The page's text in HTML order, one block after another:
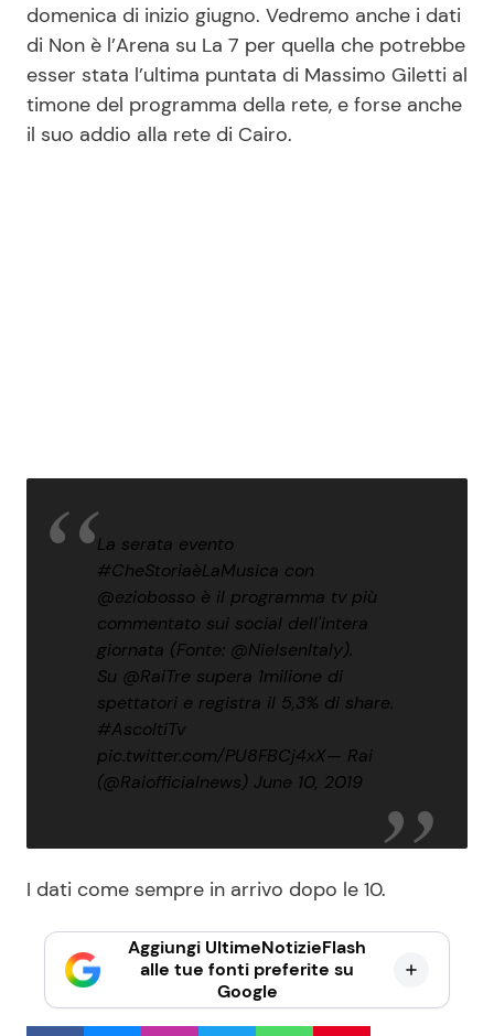
domenica di inizio giugno. Vedremo anche i dati
di Non è l’Arena su La 7 per quella che potrebbe
esser stata l’ultima puntata di Massimo Giletti al
timone del programma della rete, e forse anche
il suo addio alla rete di Cairo.
La serata evento
#CheStoriaèLaMusica con
@eziobosso è il programma tv più
commentato sui social dell'intera
giornata (Fonte: @NielsenItaly).
Su @RaiTre supera 1milione di
spettatori e registra il 5,3% di share.
#AscoltiTv
pic.twitter.com/PU8FBCj4xX— Rai
(@Raiofficialnews) June 10, 2019
I dati come sempre in arrivo dopo le 10.
Aggiungi UltimeNotizieFlash
alle tue fonti preferite su
Google